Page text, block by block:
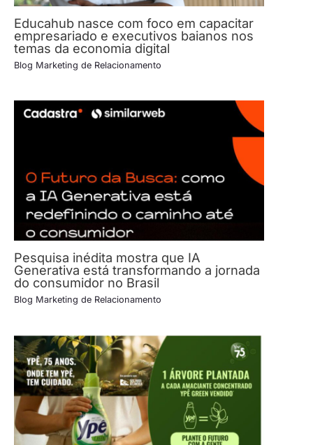
Educahub nasce com foco em capacitar
empresariado e executivos baianos nos
temas da economia digital
Blog Marketing de Relacionamento
Pesquisa inédita mostra que IA
Generativa está transformando a jornada
do consumidor no Brasil
Blog Marketing de Relacionamento